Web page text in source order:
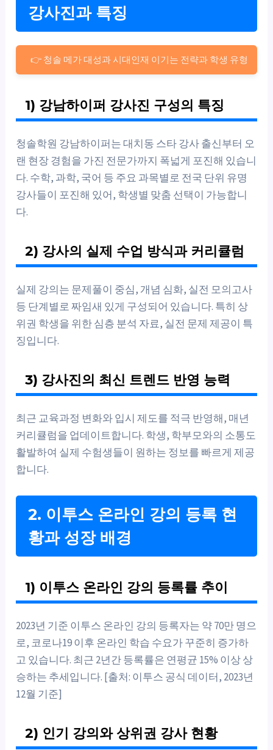
강사진과 특징
👉 청솔 메가 대성과 시대인재 이기는 전략과 학생 유형
1) 강남하이퍼 강사진 구성의 특징
청솔학원 강남하이퍼는 대치동 스타 강사 출신부터 오
랜 현장 경험을 가진 전문가까지 폭넓게 포진해 있습니
다. 수학, 과학, 국어 등 주요 과목별로 전국 단위 유명
강사들이 포진해 있어, 학생별 맞춤 선택이 가능합니
다.
2) 강사의 실제 수업 방식과 커리큘럼
실제 강의는 문제풀이 중심, 개념 심화, 실전 모의고사
등 단계별로 짜임새 있게 구성되어 있습니다. 특히 상
위권 학생을 위한 심층 분석 자료, 실전 문제 제공이 특
징입니다.
3) 강사진의 최신 트렌드 반영 능력
최근 교육과정 변화와 입시 제도를 적극 반영해, 매년
커리큘럼을 업데이트합니다. 학생, 학부모와의 소통도
활발하여 실제 수험생들이 원하는 정보를 빠르게 제공
합니다.
2. 이투스 온라인 강의 등록 현
황과 성장 배경
1) 이투스 온라인 강의 등록률 추이
2023년 기준 이투스 온라인 강의 등록자는 약 70만 명으
로, 코로나19 이후 온라인 학습 수요가 꾸준히 증가하
고 있습니다. 최근 2년간 등록률은 연평균 15% 이상 상
승하는 추세입니다. [출처: 이투스 공식 데이터, 2023년
12월 기준]
2) 인기 강의와 상위권 강사 현황